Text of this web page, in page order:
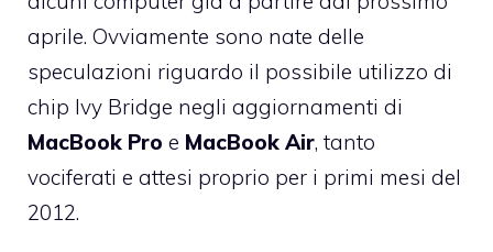
aprile. Ovviamente sono nate delle
speculazioni riguardo il possibile utilizzo di
chip Ivy Bridge negli aggiornamenti di
MacBook Pro e MacBook Air, tanto
vociferati e attesi proprio per i primi mesi del
2012.